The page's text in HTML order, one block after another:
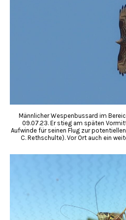
Männlicher Wespenbussard im
09.07.23. Er stieg am späten
Aufwinde für seinen Flug zur
C. Rethschulte). Vor Ort auch ein